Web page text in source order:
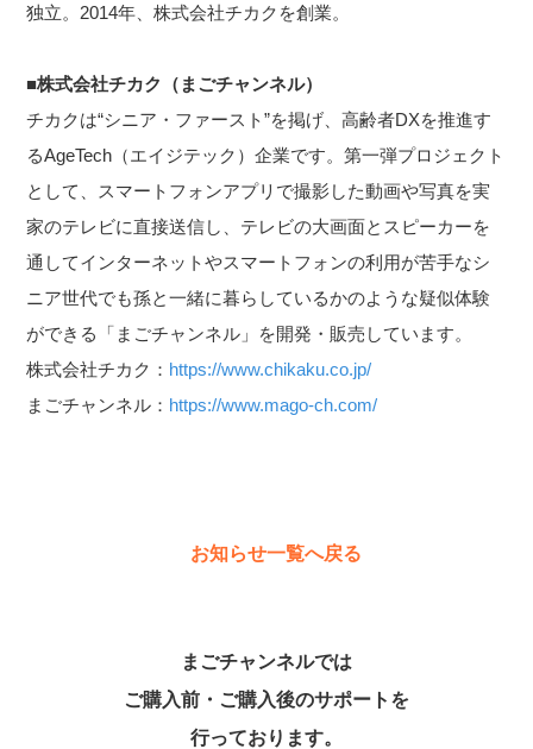
独立。2014年、株式会社チカクを創業。
■株式会社チカク（まごチャンネル）
チカクは“シニア・ファースト”を掲げ、高齢者DXを推進す
るAgeTech（エイジテック）企業です。第一弾プロジェクト
として、スマートフォンアプリで撮影した動画や写真を実
家のテレビに直接送信し、テレビの大画面とスピーカーを
通してインターネットやスマートフォンの利用が苦手なシ
ニア世代でも孫と一緒に暮らしているかのような疑似体験
ができる「まごチャンネル」を開発・販売しています。
株式会社チカク： https://www.chikaku.co.jp/
まごチャンネル： https://www.mago-ch.com/
お知らせ一覧へ戻る
まごチャンネルでは
ご購入前・ご購入後のサポートを
行っております。